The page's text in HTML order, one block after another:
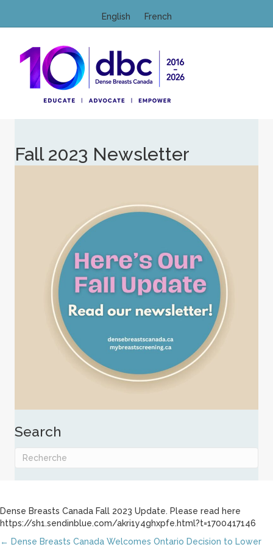
English French
Fall 2023 Newsletter
Search
Dense Breasts Canada Fall 2023 Update. Please read here
https://sh1.sendinblue.com/akri1y4ghxpfe.html?t=1700417146
← Dense Breasts Canada Welcomes Ontario Decision to Lower